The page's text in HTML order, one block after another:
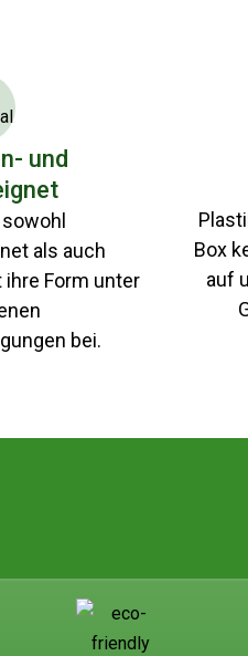
und
als auch
Form unter
bei.
Box
auf